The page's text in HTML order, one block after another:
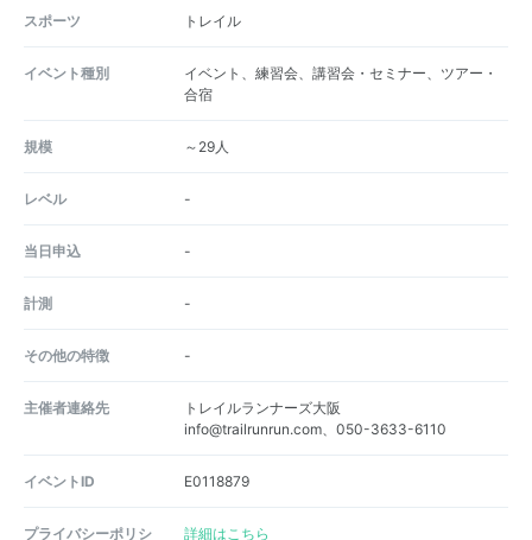
スポーツ トレイル
イベント種別
イベント、練習会、講習会・セミナー、ツアー・
合宿
規模 ～29人
レベル -
当日申込 -
計測 -
その他の特徴 -
主催者連絡先
トレイルランナーズ大阪
info@trailrunrun.com、050-3633-6110
イベントID E0118879
プライバシーポリシ
詳細はこちら